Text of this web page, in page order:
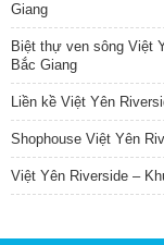
Giang
Biệt thự ven sông Việt
Bắc Giang
Liền kề Việt Yên
Shophouse Việt Yên
Việt Yên Riverside –